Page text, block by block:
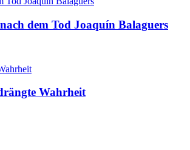
dem Tod Joaquín Balaguers
Wahrheit